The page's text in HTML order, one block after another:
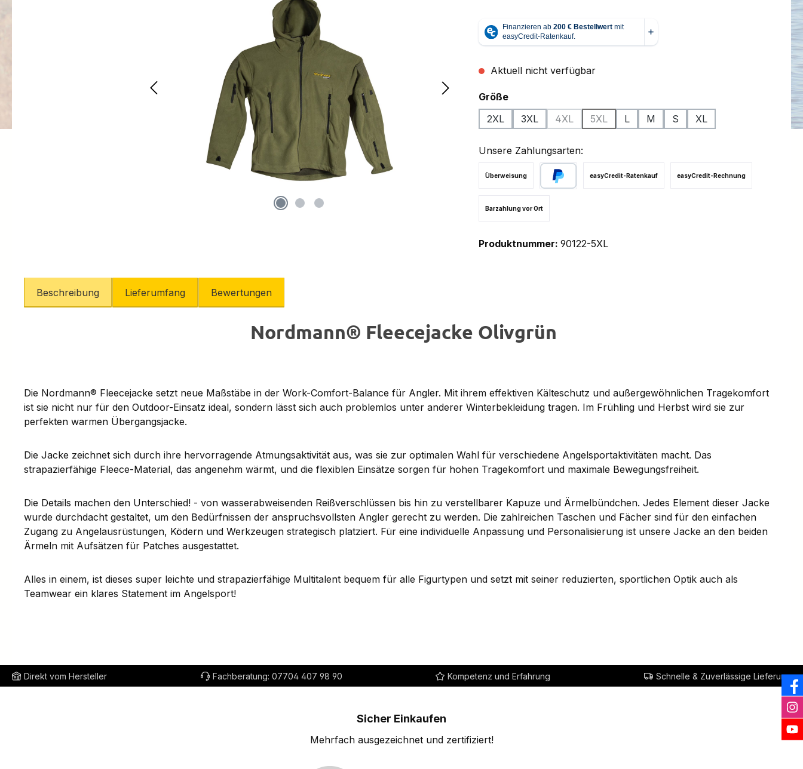
Aktuell nicht verfügbar
Größeauswählen
2XL
3XL 4XL
(Diese Option ist zurzeit nicht verfügbar.)
5XL
(Diese Option ist zurzeit nicht verfügbar.)
L M S XL
Unsere Zahlungsarten:
Überweisung easyCredit-Ratenkauf easyCredit-Rechnung
Barzahlung vor Ort
Produktnummer: 90122-5XL
Beschreibung Lieferumfang Bewertungen
Nordmann® Fleecejacke Olivgrün
Die Nordmann® Fleecejacke setzt neue Maßstäbe in der Work-Comfort-Balance für Angler. Mit ihrem effektiven Kälteschutz und außergewöhnlichen Tragekomfort
ist sie nicht nur für den Outdoor-Einsatz ideal, sondern lässt sich auch problemlos unter anderer Winterbekleidung tragen. Im Frühling und Herbst wird sie zur
perfekten warmen Übergangsjacke.
Die Jacke zeichnet sich durch ihre hervorragende Atmungsaktivität aus, was sie zur optimalen Wahl für verschiedene Angelsportaktivitäten macht. Das
strapazierfähige Fleece-Material, das angenehm wärmt, und die flexiblen Einsätze sorgen für hohen Tragekomfort und maximale Bewegungsfreiheit.
Die Details machen den Unterschied! - von wasserabweisenden Reißverschlüssen bis hin zu verstellbarer Kapuze und Ärmelbündchen. Jedes Element dieser Jacke
wurde durchdacht gestaltet, um den Bedürfnissen der anspruchsvollsten Angler gerecht zu werden. Die zahlreichen Taschen und Fächer sind für den einfachen
Zugang zu Angelausrüstungen, Ködern und Werkzeugen strategisch platziert. Für eine individuelle Anpassung und Personalisierung ist unsere Jacke an den beiden
Ärmeln mit Aufsätzen für Patches ausgestattet.
Alles in einem, ist dieses super leichte und strapazierfähige Multitalent bequem für alle Figurtypen und setzt mit seiner reduzierten, sportlichen Optik auch als
Teamwear ein klares Statement im Angelsport!
Direkt vom Hersteller Fachberatung: 07704 407 98 90 Kompetenz und Erfahrung Schnelle & Zuverlässige Lieferung
Sicher Einkaufen
Mehrfach ausgezeichnet und zertifiziert!